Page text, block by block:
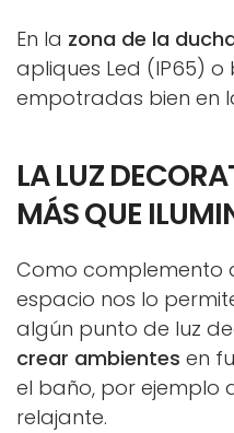
En la zona de la
apliques Led (IP65) o
empotradas bien en
LA LUZ
MÁS QUE
Como complemento
espacio nos lo
algún punto de luz
crear ambientes en
el baño, por ejemplo
relajante.